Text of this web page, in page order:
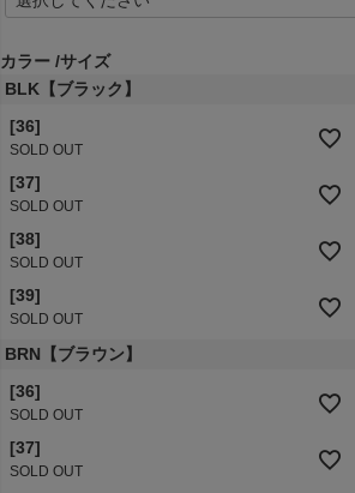
カラー サイズ
BLK【ブラック】
[36]
SOLD OUT
[37]
SOLD OUT
[38]
SOLD OUT
[39]
SOLD OUT
BRN【ブラウン】
[36]
SOLD OUT
[37]
SOLD OUT